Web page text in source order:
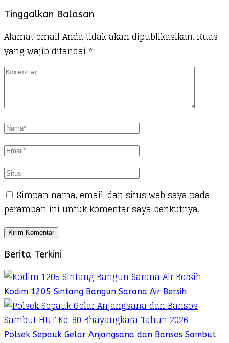
Tinggalkan Balasan
Alamat email Anda tidak akan dipublikasikan. Ruas
yang wajib ditandai *
Simpan nama, email, dan situs web saya pada
peramban ini untuk komentar saya berikutnya.
Berita Terkini
Kodim 1205 Sintang Bangun Sarana Air Bersih
Polsek Sepauk Gelar Anjangsana dan Bansos Sambut